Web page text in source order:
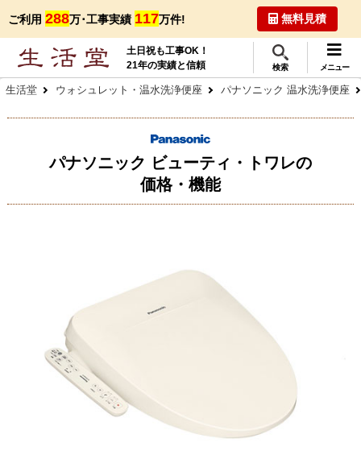
ご利用 288万･工事実績 117万件! 無料見積
土日祝も工事OK！
21年の実績と信頼
検索 メニュー
生活堂 ウォシュレット・温水洗浄便座 パナソニック 温水洗浄便座
パナソニック ビューティ・トワレの
価格・機能